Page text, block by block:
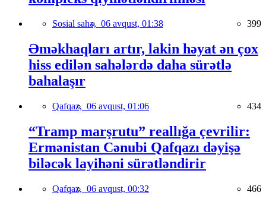
Sosial sahə, 06 avqust, 01:38 399
Əməkhaqları artır, lakin həyat ən çox
hiss edilən sahələrdə daha sürətlə
bahalaşır
Qafqaz, 06 avqust, 01:06 434
“Tramp marşrutu” reallığa çevrilir:
Ermənistan Cənubi Qafqazı dəyişə
biləcək layihəni sürətləndirir
Qafqaz, 06 avqust, 00:32 466